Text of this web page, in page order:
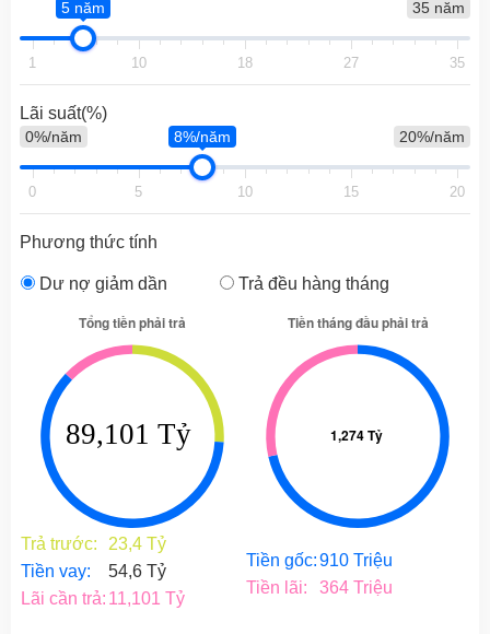
35 năm
5 năm
1 10 18 27 35
Lãi suất(%)
0%/năm 20%/năm
8%/năm
0 5 10 15 20
Phương thức tính
Dư nợ giảm dần Trả đều hàng tháng
Trả trước:
23,4 Tỷ
Tiền vay:
54,6 Tỷ
Lãi cần trả: 11,101 Tỷ
Tiền gốc:910 Triệu
Tiền lãi:
364 Triệu